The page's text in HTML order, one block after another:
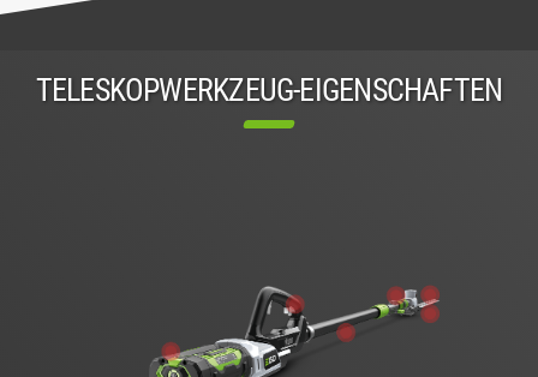
TELESKOPWERKZEUG-EIGENSCHAFTEN